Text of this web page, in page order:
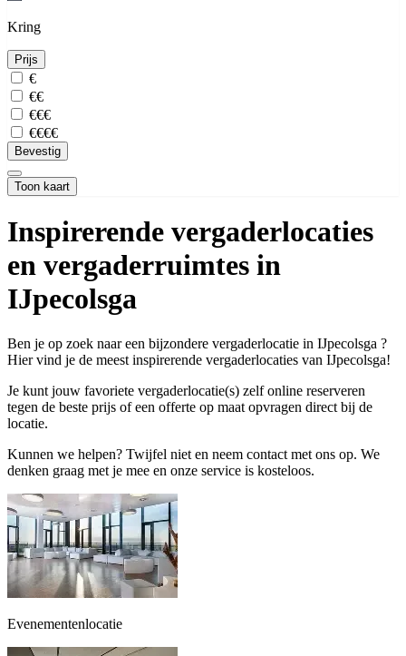
Kring
Prijs
€
€€
€€€
€€€€
Bevestig
Toon kaart
Inspirerende vergaderlocaties
en vergaderruimtes in
IJpecolsga
Ben je op zoek naar een bijzondere vergaderlocatie in IJpecolsga ?
Hier vind je de meest inspirerende vergaderlocaties van IJpecolsga!
Je kunt jouw favoriete vergaderlocatie(s) zelf online reserveren
tegen de beste prijs of een offerte op maat opvragen direct bij de
locatie.
Kunnen we helpen? Twijfel niet en neem contact met ons op. We
denken graag met je mee en onze service is kosteloos.
Evenementenlocatie